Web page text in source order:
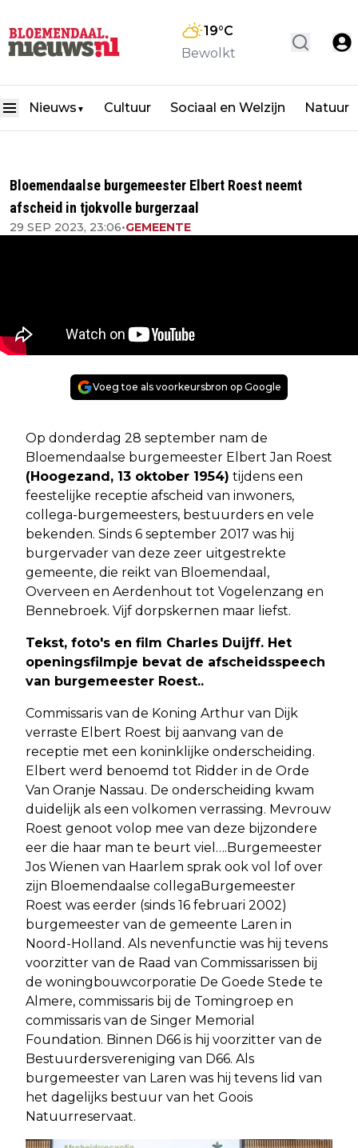
19°C
Bewolkt
Nieuws ▼ Cultuur Sociaal en Welzijn Natuur
Bloemendaalse burgemeester Elbert Roest neemt
afscheid in tjokvolle burgerzaal
29 SEP 2023, 23:06•GEMEENTE
Voeg toe als voorkeursbron op Google
Op donderdag 28 september nam de
Bloemendaalse burgemeester Elbert Jan Roest
(Hoogezand, 13 oktober 1954) tijdens een
feestelijke receptie afscheid van inwoners,
collega-burgemeesters, bestuurders en vele
bekenden. Sinds 6 september 2017 was hij
burgervader van deze zeer uitgestrekte
gemeente, die reikt van Bloemendaal,
Overveen en Aerdenhout tot Vogelenzang en
Bennebroek. Vijf dorpskernen maar liefst.
Tekst, foto's en film Charles Duijff. Het
openingsfilmpje bevat de afscheidsspeech
van burgemeester Roest..
Commissaris van de Koning Arthur van Dijk
verraste Elbert Roest bij aanvang van de
receptie met een koninklijke onderscheiding.
Elbert werd benoemd tot Ridder in de Orde
Van Oranje Nassau. De onderscheiding kwam
duidelijk als een volkomen verrassing. Mevrouw
Roest genoot volop mee van deze bijzondere
eer die haar man te beurt viel….Burgemeester
Jos Wienen van Haarlem sprak ook vol lof over
zijn Bloemendaalse collegaBurgemeester
Roest was eerder (sinds 16 februari 2002)
burgemeester van de gemeente Laren in
Noord-Holland. Als nevenfunctie was hij tevens
voorzitter van de Raad van Commissarissen bij
de woningbouwcorporatie De Goede Stede te
Almere, commissaris bij de Tomingroep en
commissaris van de Singer Memorial
Foundation. Binnen D66 is hij voorzitter van de
Bestuurdersvereniging van D66. Als
burgemeester van Laren was hij tevens lid van
het dagelijks bestuur van het Goois
Natuurreservaat.